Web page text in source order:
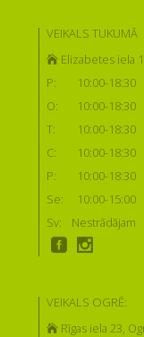
VEIKALS TUKUMĀ
Elizabetes iela
P:
10:00-18:30
O:
10:00-18:30
T:
10:00-18:30
C:
10:00-18:30
P:
10:00-18:30
Se:
10:00-15:00
Sv:
Nestrādājam
VEIKALS OGRĒ:
Rīgas iela 23,